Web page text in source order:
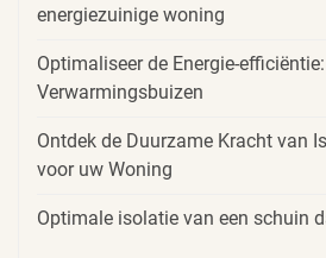
energiezuinige woning
Optimaliseer de Energie-
Verwarmingsbuizen
Ontdek de Duurzame Kracht van
voor uw Woning
Optimale isolatie van een schuin